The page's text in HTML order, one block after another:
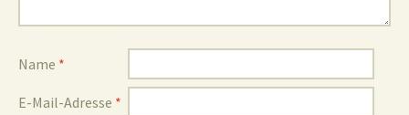
Name *
E-Mail-Adresse *